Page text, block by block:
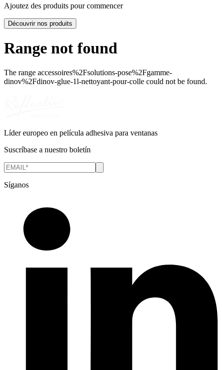
Ajoutez des produits pour commencer
Découvrir nos produits
Range not found
The range accessoires%2Fsolutions-pose%2Fgamme-
dinov%2Fdinov-glue-1l-nettoyant-pour-colle could not be found.
Líder europeo en película adhesiva para ventanas
Suscríbase a nuestro boletín
Síganos